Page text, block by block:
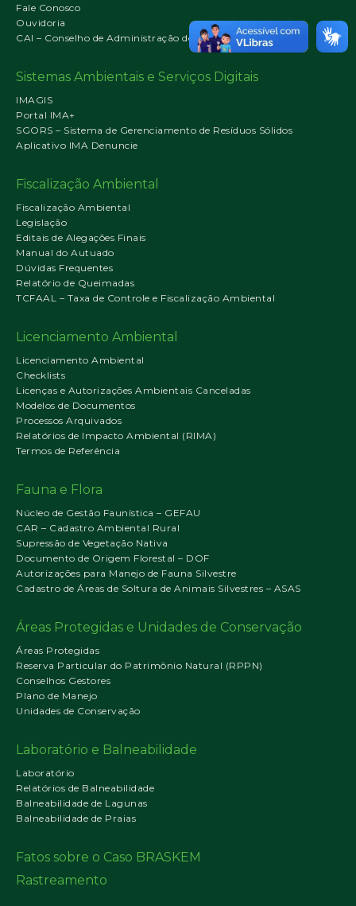
Fale Conosco
Ouvidoria
CAI – Conselho de Administração do IMA
Sistemas Ambientais e Serviços Digitais
IMAGIS
Portal IMA+
SGORS – Sistema de Gerenciamento de Resíduos Sólidos
Aplicativo IMA Denuncie
Fiscalização Ambiental
Fiscalização Ambiental
Legislação
Editais de Alegações Finais
Manual do Autuado
Dúvidas Frequentes
Relatório de Queimadas
TCFAAL – Taxa de Controle e Fiscalização Ambiental
Licenciamento Ambiental
Licenciamento Ambiental
Checklists
Licenças e Autorizações Ambientais Canceladas
Modelos de Documentos
Processos Arquivados
Relatórios de Impacto Ambiental (RIMA)
Termos de Referência
Fauna e Flora
Núcleo de Gestão Faunística – GEFAU
CAR – Cadastro Ambiental Rural
Supressão de Vegetação Nativa
Documento de Origem Florestal – DOF
Autorizações para Manejo de Fauna Silvestre
Cadastro de Áreas de Soltura de Animais Silvestres – ASAS
Áreas Protegidas e Unidades de Conservação
Áreas Protegidas
Reserva Particular do Patrimônio Natural (RPPN)
Conselhos Gestores
Plano de Manejo
Unidades de Conservação
Laboratório e Balneabilidade
Laboratório
Relatórios de Balneabilidade
Balneabilidade de Lagunas
Balneabilidade de Praias
Fatos sobre o Caso BRASKEM
Rastreamento